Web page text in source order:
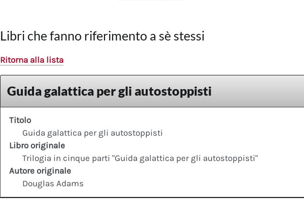
Libri che fanno riferimento a sè stessi
Ritorna alla lista
Guida galattica per gli autostoppisti
Titolo
Guida galattica per gli autostoppisti
Libro originale
Trilogia in cinque parti "Guida galattica per gli autostoppisti"
Autore originale
Douglas Adams